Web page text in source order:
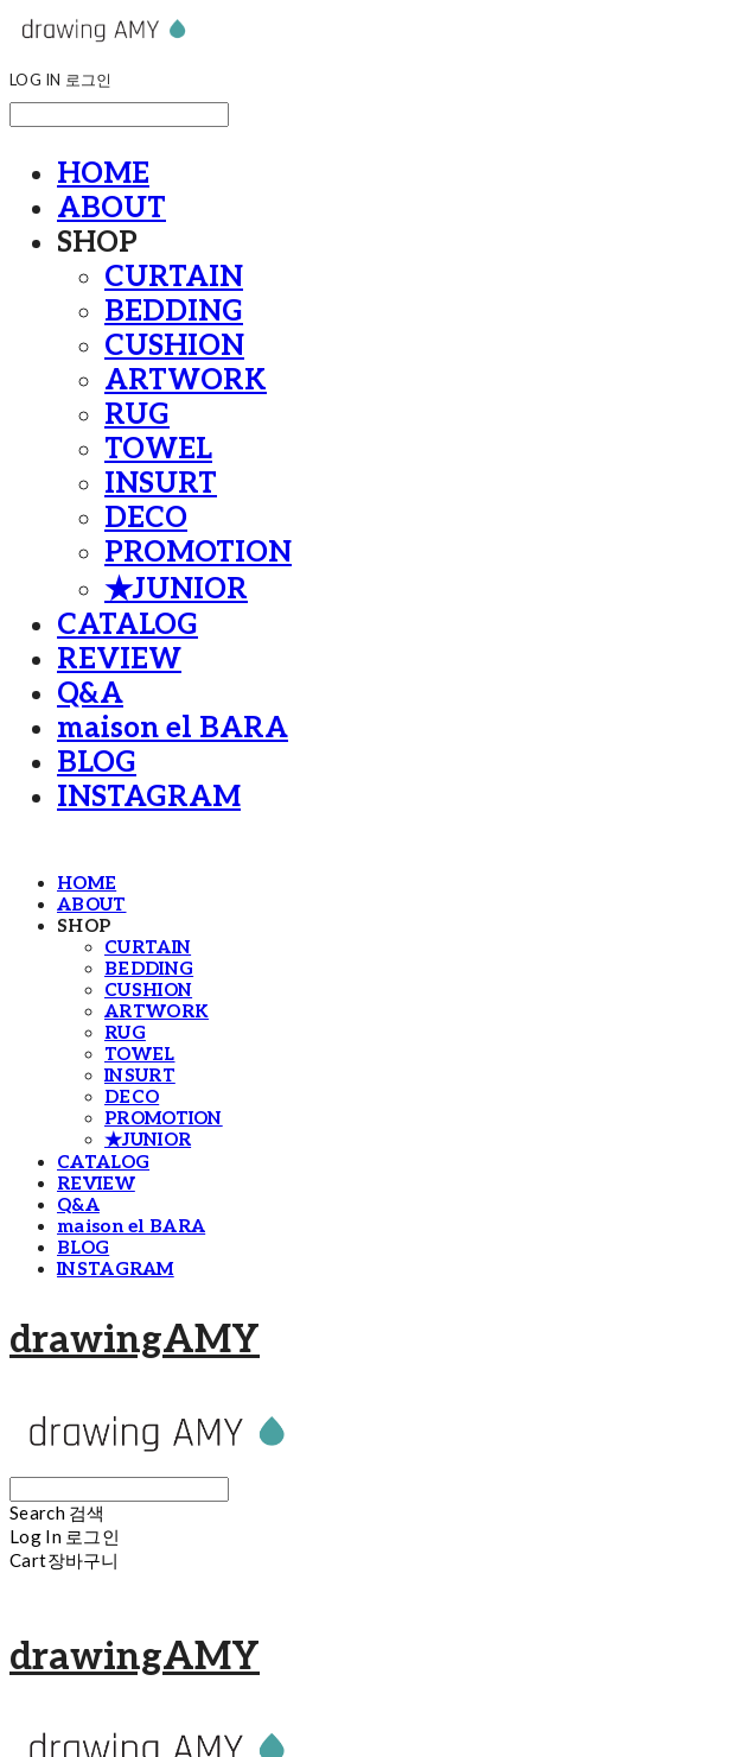
LOG IN 로그인
HOME
ABOUT
SHOP
CURTAIN
BEDDING
CUSHION
ARTWORK
RUG
TOWEL
INSURT
DECO
PROMOTION
★JUNIOR
CATALOG
REVIEW
Q&A
maison el BARA
BLOG
INSTAGRAM
HOME
ABOUT
SHOP
CURTAIN
BEDDING
CUSHION
ARTWORK
RUG
TOWEL
INSURT
DECO
PROMOTION
★JUNIOR
CATALOG
REVIEW
Q&A
maison el BARA
BLOG
INSTAGRAM
drawingAMY
Search 검색
Log In 로그인
Cart장바구니
drawingAMY